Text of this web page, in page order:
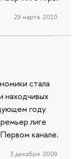
29 марта 2010
стала
находчивых
году
лиге
канале.
3 декабря 2009